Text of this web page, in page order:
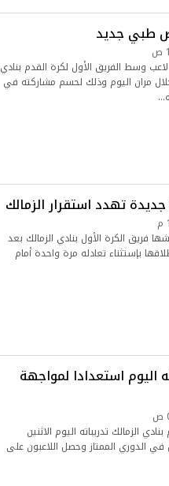
طبي جديد
وسط الفريق الأول لكرة القدم بنادي
مران اليوم وذلك لحسم مشاركته في
تهدد استقرار الزمالك
فريق الكرة الأول بنادي الزمالك بعد
بإستثناء تعادله مرة واحدة أمام
اليوم استعدادا لمواجهة
الزمالك تدريباته اليوم الاثنين
الدوري الممتاز وحصل اللاعبون على